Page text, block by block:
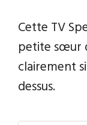
Cette TV
petite sœur
clairement
dessus.